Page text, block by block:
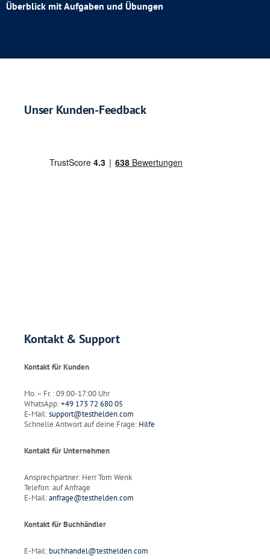
Überblick mit Aufgaben und Übungen
Unser Kunden-Feedback
Kontakt & Support
Kontakt für Kunden
Mo. – Fr. : 09:00-17:00 Uhr
WhatsApp:+49 173 72 680 05
E-Mail:support@testhelden.com
Schnelle Antwort auf deine Frage: Hilfe
Kontakt für Unternehmen
Ansprechpartner: Herr Tom Wenk
Telefon: auf Anfrage
E-Mail:anfrage@testhelden.com
Kontakt für Buchhändler
E-Mail: buchhandel@testhelden.com